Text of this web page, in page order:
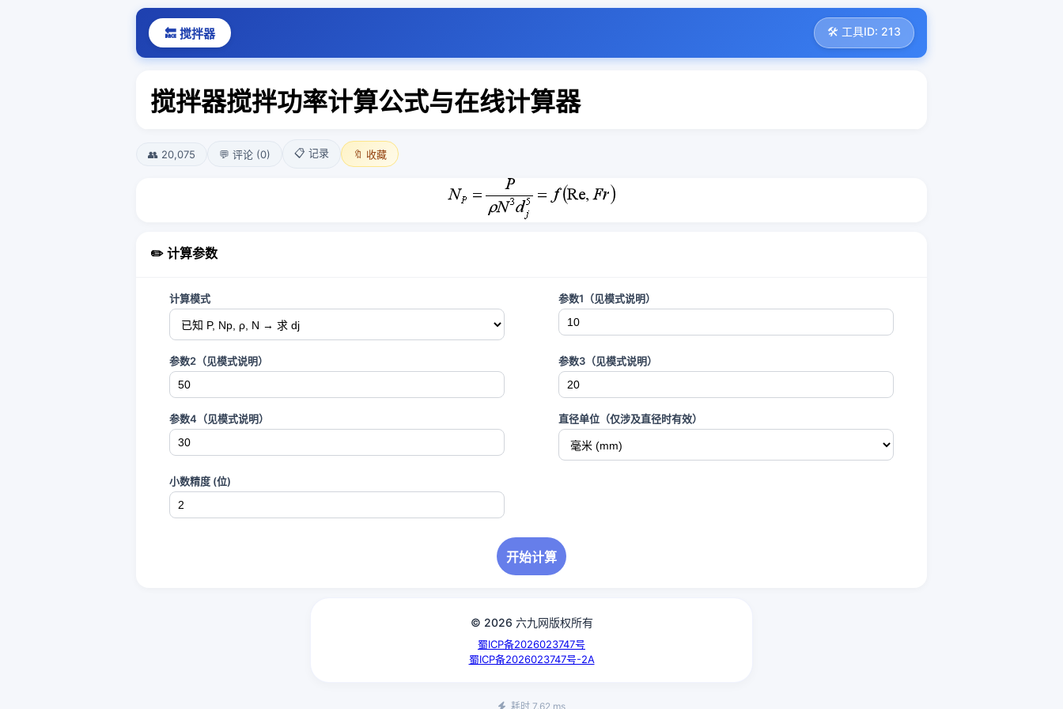
🔙 搅拌器 🛠️ 工具ID: 213
搅拌器搅拌功率计算公式与在线计算器
👥 20,075 💬 评论 (0) 📋 记录 🔖 收藏
✏️ 计算参数
计算模式 参数1（见模式说明）
参数2（见模式说明） 参数3（见模式说明）
参数4（见模式说明） 直径单位（仅涉及直径时有效）
小数精度 (位)
开始计算
© 2026 六九网版权所有
蜀ICP备2026023747号
蜀ICP备2026023747号-2A
耗时 7.62 ms